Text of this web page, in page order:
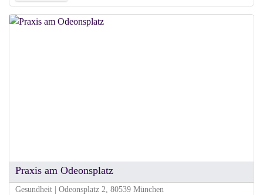
Praxis am Odeonsplatz
Gesundheit | Odeonsplatz 2, 80539 München